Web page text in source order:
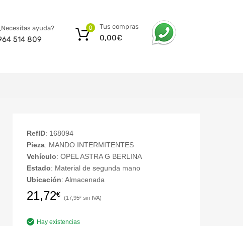
ayuda?
514 809
Tus compras
0,00€
0
RefID: 168094
Pieza: MANDO INTERMITENTES
Vehículo: OPEL ASTRA G BERLINA
Estado: Material de segunda mano
Ubicación: Almacenada
21,72€ 17,95€
Hay existencias